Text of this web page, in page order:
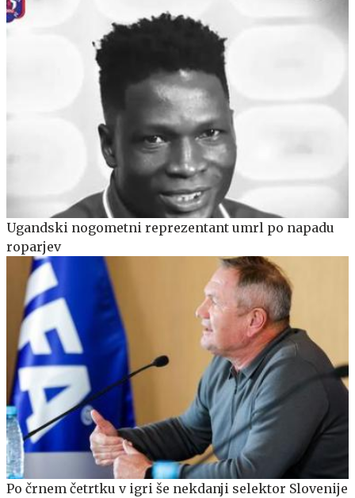
Ugandski nogometni reprezentant umrl po napadu
roparjev
Po črnem četrtku v igri še nekdanji selektor Slovenije